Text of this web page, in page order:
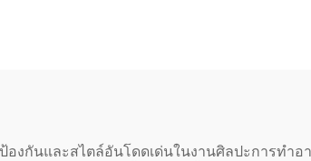
องกันและสไตล์อันโดดเด่นในงานศิลปะการทำ